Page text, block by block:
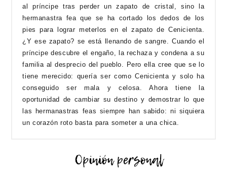
al príncipe tras perder un zapato de cristal, sino la
hermanastra fea que se ha cortado los dedos de los
pies para lograr meterlos en el zapato de Cenicienta.
¿Y ese zapato? se está llenando de sangre. Cuando el
príncipe descubre el engaño, la rechaza y condena a su
familia al desprecio del pueblo. Pero ella cree que se lo
tiene merecido: quería ser como Cenicienta y solo ha
conseguido ser mala y celosa. Ahora tiene la
oportunidad de cambiar su destino y demostrar lo que
las hermanastras feas siempre han sabido: ni siquiera
un corazón roto basta para someter a una chica.